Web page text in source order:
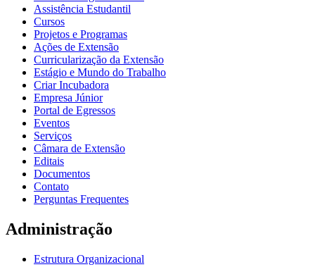
Assistência Estudantil
Cursos
Projetos e Programas
Ações de Extensão
Curricularização da Extensão
Estágio e Mundo do Trabalho
Criar Incubadora
Empresa Júnior
Portal de Egressos
Eventos
Serviços
Câmara de Extensão
Editais
Documentos
Contato
Perguntas Frequentes
Administração
Estrutura Organizacional